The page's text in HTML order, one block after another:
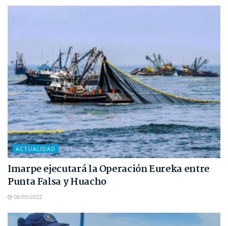
ACTUALIDAD
Imarpe ejecutará la Operación Eureka entre
Punta Falsa y Huacho
08/05/2022